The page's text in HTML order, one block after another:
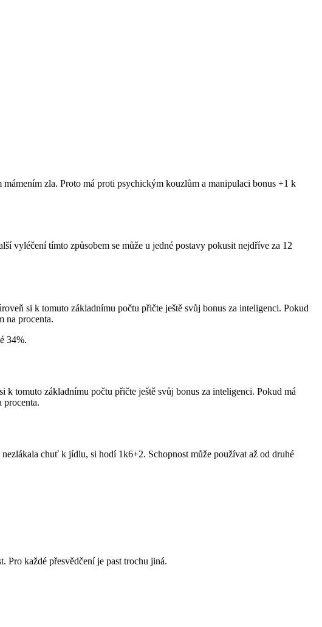
zla. Proto má proti psychickým kouzlům a manipulaci bonus +1 k
vyléčení tímto způsobem se může u jedné postavy pokusit nejdříve za 12
si k tomuto základnímu počtu přičte ještě svůj bonus za inteligenci. Pokud
na procenta.
34%.
tomuto základnímu počtu přičte ještě svůj bonus za inteligenci. Pokud má
procenta.
chuť k jídlu, si hodí 1k6+2. Schopnost může používat až od druhé
Pro každé přesvědčení je past trochu jiná.